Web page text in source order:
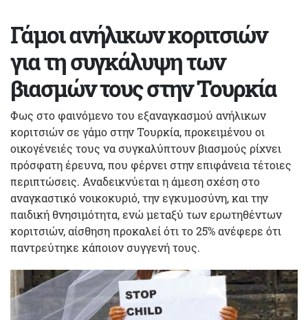
Γάμοι ανήλικων κοριτσιών
για τη συγκάλυψη των
βιασμών τους στην Τουρκία
Φως στο φαινόμενο του εξαναγκασμού ανήλικων
κοριτσιών σε γάμο στην Τουρκία, προκειμένου οι
οικογένειές τους να συγκαλύπτουν βιασμούς ρίχνει
πρόσφατη έρευνα, που φέρνει στην επιφάνεια τέτοιες
περιπτώσεις. Αναδεικνύεται η άμεση σχέση στο
αναγκαστικό νοικοκυριό, την εγκυμοσύνη, και την
παιδική θνησιμότητα, ενώ μεταξύ των ερωτηθέντων
κοριτσιών, αίσθηση προκαλεί ότι το 25% ανέφερε ότι
παντρεύτηκε κάποιον συγγενή τους.